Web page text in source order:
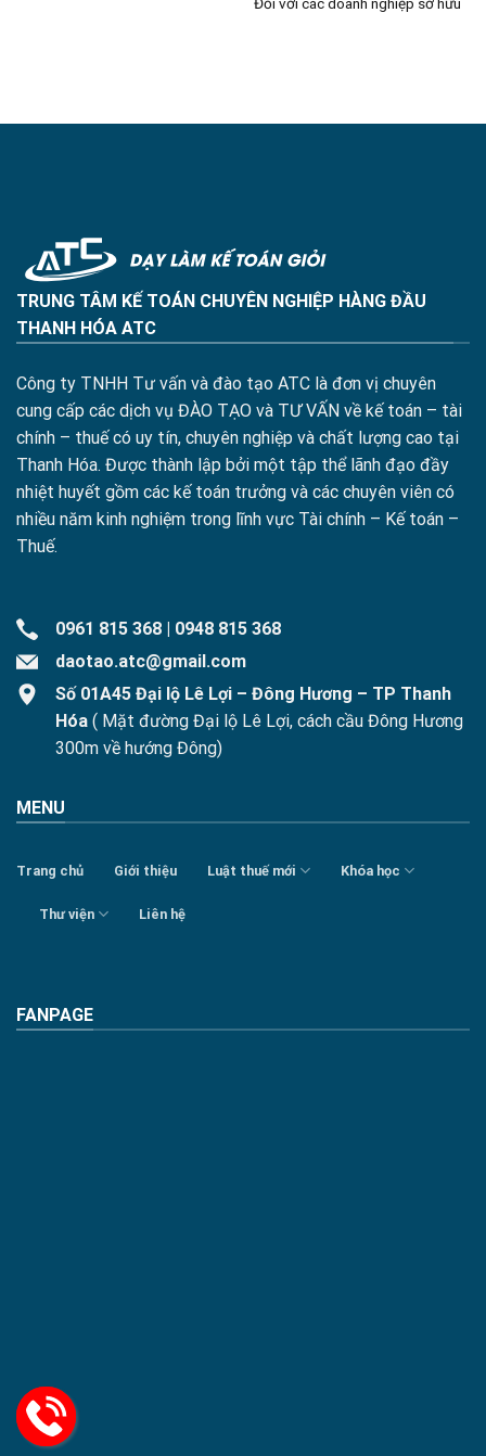
Đối với các doanh nghiệp sở hữu
TRUNG TÂM KẾ TOÁN CHUYÊN NGHIỆP HÀNG ĐẦU
THANH HÓA ATC
Công ty TNHH Tư vấn và đào tạo ATC là đơn vị chuyên
cung cấp các dịch vụ ĐÀO TẠO và TƯ VẤN về kế toán – tài
chính – thuế có uy tín, chuyên nghiệp và chất lượng cao tại
Thanh Hóa. Được thành lập bởi một tập thể lãnh đạo đầy
nhiệt huyết gồm các kế toán trưởng và các chuyên viên có
nhiều năm kinh nghiệm trong lĩnh vực Tài chính – Kế toán –
Thuế.
0961 815 368 | 0948 815 368
daotao.atc@gmail.com
Số 01A45 Đại lộ Lê Lợi – Đông Hương – TP Thanh
Hóa ( Mặt đường Đại lộ Lê Lợi, cách cầu Đông Hương
300m về hướng Đông)
MENU
Trang chủ Giới thiệu Luật thuế mới Khóa học
Thư viện Liên hệ
FANPAGE